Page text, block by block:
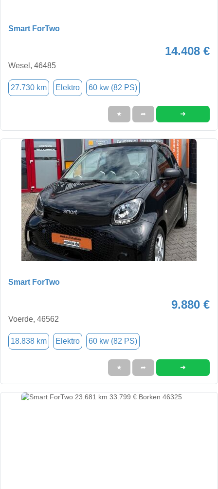
Smart ForTwo
14.408 €
Wesel, 46485
27.730 km Elektro 60 kw (82 PS)
★ ➦ ➜
Smart ForTwo
9.880 €
Voerde, 46562
18.838 km Elektro 60 kw (82 PS)
★ ➦ ➜